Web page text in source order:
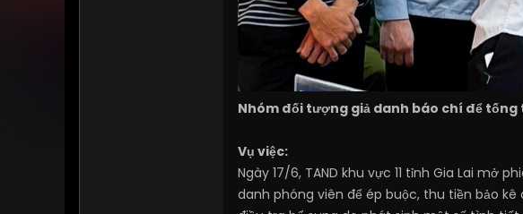
Nhóm đối tượng giả danh báo chí để tống
Vụ việc:
Ngày 17/6, TAND khu vực 11 tỉnh Gia Lai mở
danh phóng viên để ép buộc, thu tiền bảo kê